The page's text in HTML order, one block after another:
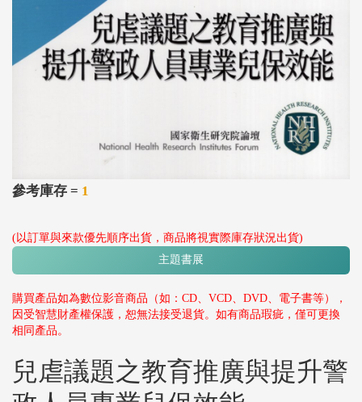
參考庫存 = 1
(以訂單與來款優先順序出貨，商品將視實際庫存狀況出貨)
主題書展
購買產品如為數位影音商品（如：CD、VCD、DVD、電子書等），
因受智慧財產權保護，恕無法接受退貨。如有商品瑕疵，僅可更換
相同產品。
兒虐議題之教育推廣與提升警